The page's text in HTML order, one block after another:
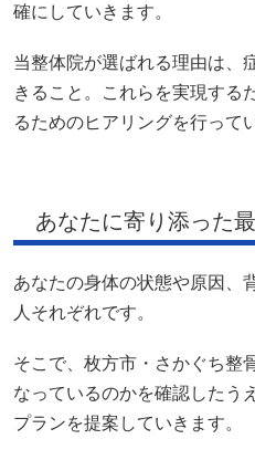
確にしていきます。
当整体院が選ばれる理由は、
きること。これらを実現する
るためのヒアリングを行って
あなたに寄り添った
あなたの身体の状態や原因、
人それぞれです。
そこで、枚方市・さかぐち整
なっているのかを確認したう
プランを提案していきます。